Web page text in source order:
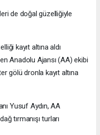
de doğal güzelliğiyle
kayıt altına aldı
Anadolu Ajansı (AA) ekibi
gölü dronla kayıt altına
Yusuf Aydın, AA
tırmanışı turları